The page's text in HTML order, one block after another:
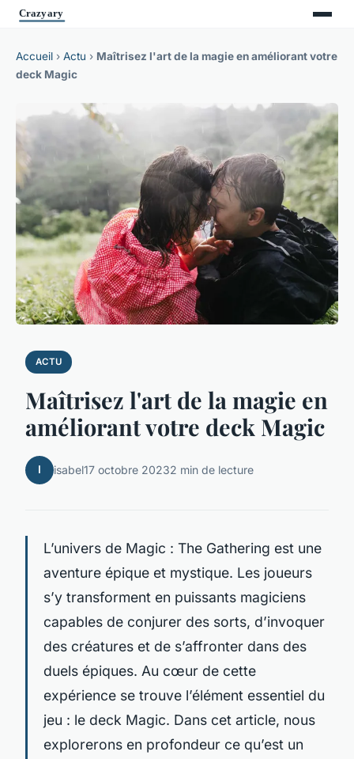
Accueil › Actu › Maîtrisez l'art de la magie en améliorant votre
deck Magic
ACTU
Maîtrisez l'art de la magie en
améliorant votre deck Magic
I isabel17 octobre 20232 min de lecture
L’univers de Magic : The Gathering est une
aventure épique et mystique. Les joueurs
s’y transforment en puissants magiciens
capables de conjurer des sorts, d’invoquer
des créatures et de s’affronter dans des
duels épiques. Au cœur de cette
expérience se trouve l’élément essentiel du
jeu : le deck Magic. Dans cet article, nous
explorerons en profondeur ce qu’est un